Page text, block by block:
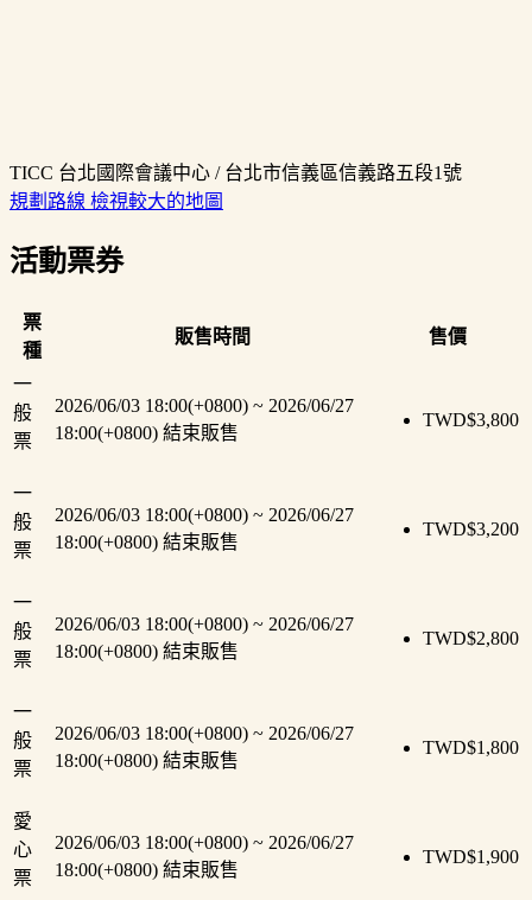
TICC 台北國際會議中心 / 台北市信義區信義路五段1號
規劃路線 檢視較大的地圖
活動票券
票
種
販售時間 售價
一
般
票
2026/06/03 18:00(+0800) ~ 2026/06/27
18:00(+0800) 結束販售
TWD$3,800
一
般
票
2026/06/03 18:00(+0800) ~ 2026/06/27
18:00(+0800) 結束販售
TWD$3,200
一
般
票
2026/06/03 18:00(+0800) ~ 2026/06/27
18:00(+0800) 結束販售
TWD$2,800
一
般
票
2026/06/03 18:00(+0800) ~ 2026/06/27
18:00(+0800) 結束販售
TWD$1,800
愛
心
票
2026/06/03 18:00(+0800) ~ 2026/06/27
18:00(+0800) 結束販售
TWD$1,900